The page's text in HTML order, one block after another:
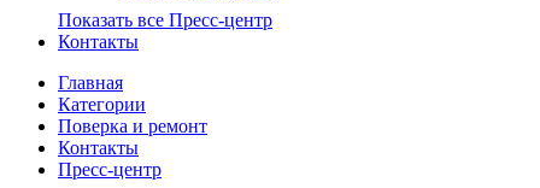
Показать все Пресс-центр
Контакты
Главная
Категории
Поверка и ремонт
Контакты
Пресс-центр